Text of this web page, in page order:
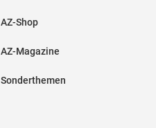
AZ-Shop
AZ-Magazine
Sonderthemen